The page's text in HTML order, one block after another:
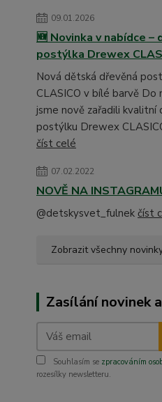
09.01.2026
🆕 Novinka v nabídce –
postýlka Drewex
Nová dětská dřevěná
CLASICO v bílé barvě Do
jsme nově zařadili kvalitní
postýlku Drewex
číst celé
07.02.2022
NOVĚ NA
@detskysvet_fulnek číst
Zobrazit všechny
Zasílání novinek
Souhlasím se zpracováním
rozesílky newsletteru.